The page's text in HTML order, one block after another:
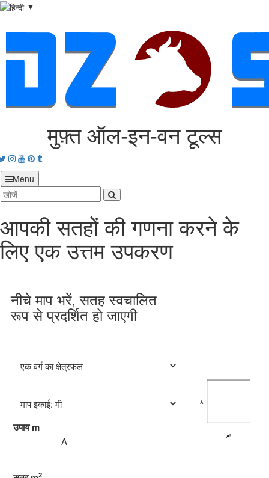
▼
मुफ़्त ऑल‑इन‑वन टूल्स
Twitter
Instagram
Youtube
Pinterest
tumblr
Menu
आपकी सतहों की गणना करने के
लिए एक उत्तम उपकरण
नीचे माप भरें, सतह स्वचालित
रूप से प्रदर्शित हो जाएगी
उपायm
2